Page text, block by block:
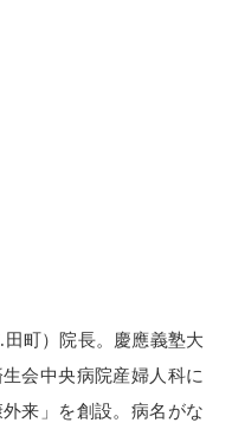
町）院長。慶應義塾大
会中央病院産婦人科に
来」を創設。病名がな